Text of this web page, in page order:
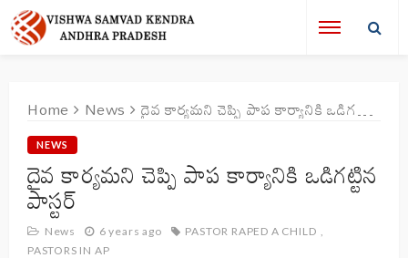
Home News దైవ కార్యమని చెప్పి పాప కార్యానికి ఒడిగట్టిన పాస్టర్
NEWS
దైవ కార్యమని చెప్పి పాప కార్యానికి ఒడిగట్టిన
పాస్టర్
News 6 years ago
PASTOR RAPED A CHILD
PASTORS IN AP